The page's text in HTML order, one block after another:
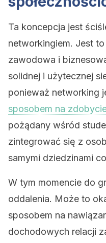
Ta koncepcja jest
networkingiem. Jest
zawodowa i
solidnej i użytecznej
ponieważ networking
sposobem na
pożądany wśród
zintegrować się z
samymi dziedzinami
W tym momencie do
oddalenia. Może to
sposobem na
dochodowych relacji